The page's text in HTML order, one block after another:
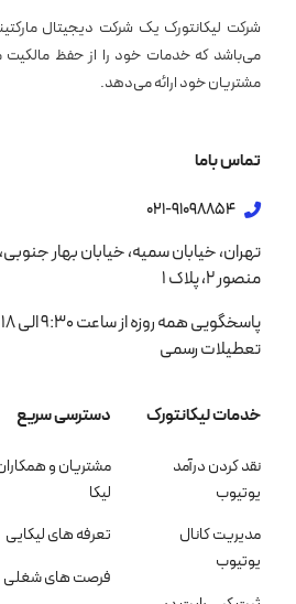
شرکت لیکانتورک یک شرکت دیجیتال
می‌باشد که خدمات خود را از حفظ مالکیت
مشتریان خود ارائه می‌دهد.
تماس باما
021-91098854
تهران، خیابان سمیه، خیابان بهار
منصور 2، پلاک 1
تعطیلات رسمی
خدمات لیکانتورک
نقد کردن درآمد
یوتیوب
مدیریت کانال
یوتیوب
دسترسی سریع
مشتریان و
لیکا
تعرفه های لیکایی
فرصت های شغلی